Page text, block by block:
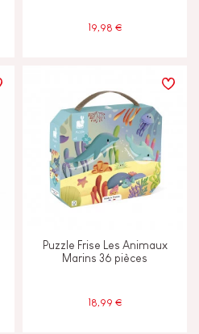
19,98 €
Puzzle Frise Les Animaux
Marins 36 pièces
18,99 €